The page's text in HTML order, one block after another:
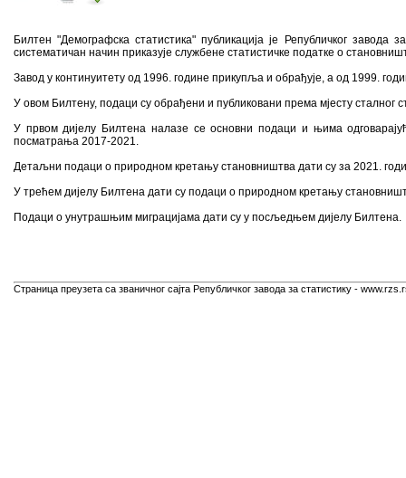
Билтен "Демографска статистика" публикација је Републичког завода
систематичан начин приказује службене статистичке податке о
Завод у континуитету од 1996. године прикупља и обрађује, а од 1999.
У овом Билтену, подаци су обрађени и публиковани према мјесту
У првом дијелу Билтена налазе се основни подаци и њима
посматрања 2017-2021.
Детаљни подаци о природном кретању становништва дати су за 2021.
У трећем дијелу Билтена дати су подаци о природном кретању
Подаци о унутрашњим миграцијама дати су у посљедњем дијелу Билтена.
Страница преузета са званичног сајта Републичког завода за статистику -